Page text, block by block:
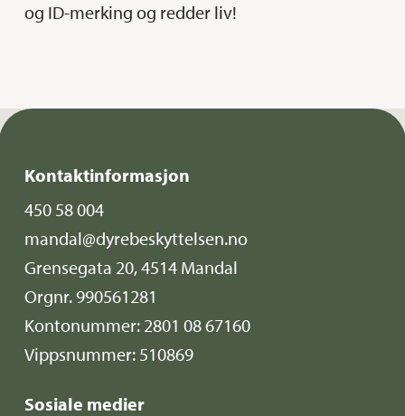
og ID-merking og redder liv!
Kontaktinformasjon
450 58 004
mandal@dyrebeskyttelsen.no
Grensegata 20, 4514 Mandal
Orgnr. 990561281
Kontonummer: 2801 08 67160
Vippsnummer: 510869
Sosiale medier